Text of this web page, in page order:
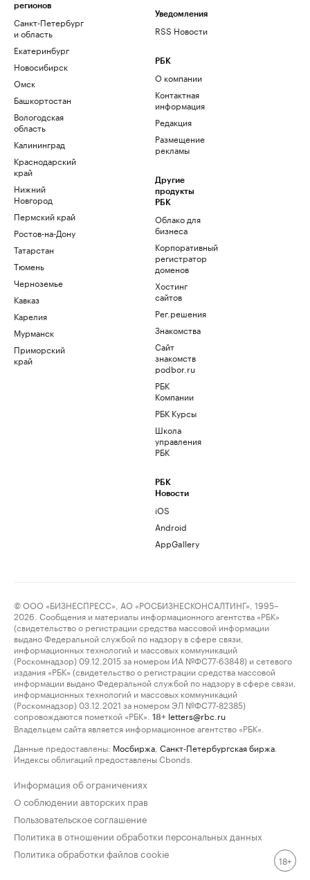
регионов
Санкт-Петербург
и область
Екатеринбург
Новосибирск
Омск
Башкортостан
Вологодская
область
Калининград
Краснодарский
край
Нижний
Новгород
Пермский край
Ростов-на-Дону
Татарстан
Тюмень
Черноземье
Кавказ
Карелия
Мурманск
Приморский
край
Уведомления
RSS Новости
РБК
О компании
Контактная
информация
Редакция
Размещение
рекламы
Другие
продукты
РБК
Облако для
бизнеса
Корпоративный
регистратор
доменов
Хостинг
сайтов
Рег.решения
Знакомства
Сайт
знакомств
podbor.ru
РБК
Компании
РБК Курсы
Школа
управления
РБК
РБК
Новости
iOS
Android
AppGallery
© ООО «БИЗНЕСПРЕСС», АО «РОСБИЗНЕСКОНСАЛТИНГ», 1995–
2026. Сообщения и материалы информационного агентства «РБК»
(свидетельство о регистрации средства массовой информации
выдано Федеральной службой по надзору в сфере связи,
информационных технологий и массовых коммуникаций
(Роскомнадзор) 09.12.2015 за номером ИА №ФС77-63848) и сетевого
издания «РБК» (свидетельство о регистрации средства массовой
информации выдано Федеральной службой по надзору в сфере связи,
информационных технологий и массовых коммуникаций
(Роскомнадзор) 03.12.2021 за номером ЭЛ №ФС77-82385)
сопровождаются пометкой «РБК».
18+ letters@rbc.ru
Владельцем сайта является информационное агентство «РБК».
Данные предоставлены: Мосбиржа Санкт-Петербургская биржа
Индексы облигаций предоставлены Cbonds.
Информация об ограничениях
О соблюдении авторских прав
Пользовательское соглашение
Политика в отношении обработки персональных данных
Политика обработки файлов cookie
18+